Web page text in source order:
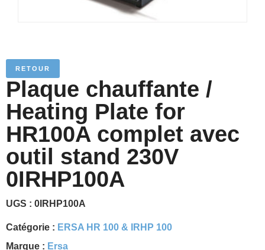
RETOUR
Plaque chauffante /
Heating Plate for
HR100A complet avec
outil stand 230V
0IRHP100A
UGS : 0IRHP100A
Catégorie : ERSA HR 100 & IRHP 100
Marque : Ersa